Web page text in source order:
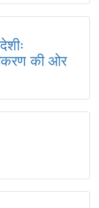
की ओर